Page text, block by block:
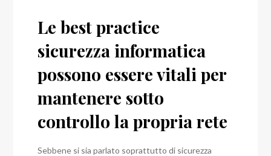
Le best practice
sicurezza informatica
possono essere vitali per
mantenere sotto
controllo la propria rete
Sebbene si sia parlato soprattutto di sicurezza